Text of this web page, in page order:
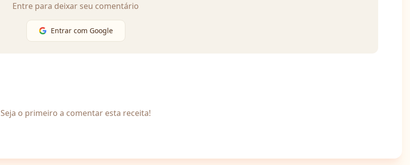
Entre para deixar seu comentário
Entrar com Google
Seja o primeiro a comentar esta receita!